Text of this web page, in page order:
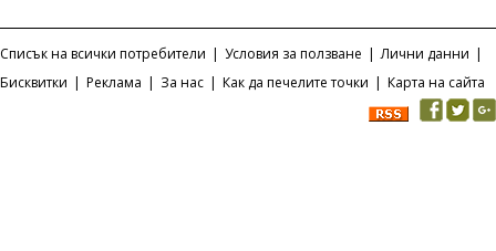
Списък на всички потребители | Условия за ползване | Лични данни |
Бисквитки | Реклама | За нас | Как да печелите точки | Карта на сайта